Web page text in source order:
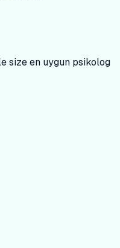
size en uygun psikolog